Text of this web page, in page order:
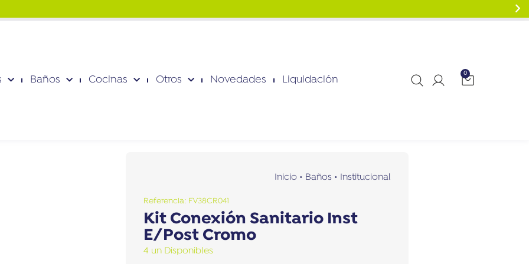
Baños Cocinas Otros Novedades Liquidación
0
Inicio • Baños • Institucional
Referencia: FV38CR041
Kit Conexión Sanitario Inst
E/Post Cromo
4 un Disponibles